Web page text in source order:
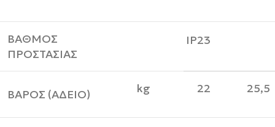
ΒΑΘΜΟΣ
ΠΡΟΣΤΑΣΙΑΣ
IP23
ΒΑΡΟΣ (ΑΔΕΙΟ) kg 22 25,5